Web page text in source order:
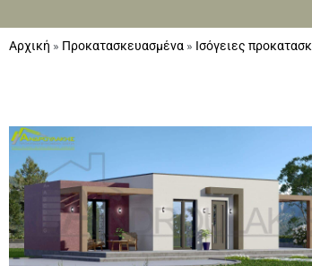
Αρχική » Προκατασκευασμένα » Ισόγειες